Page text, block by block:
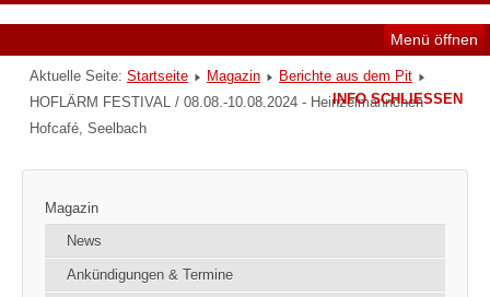
Menü öffnen
Aktuelle Seite: Startseite Magazin
Berichte aus dem Pit
HOFLÄRM FESTIVAL / 08.08.-10.08.2024 - Heinzelmännchen
Hofcafé, Seelbach
Magazin
News
Ankündigungen & Termine
INFO SCHLIESSEN